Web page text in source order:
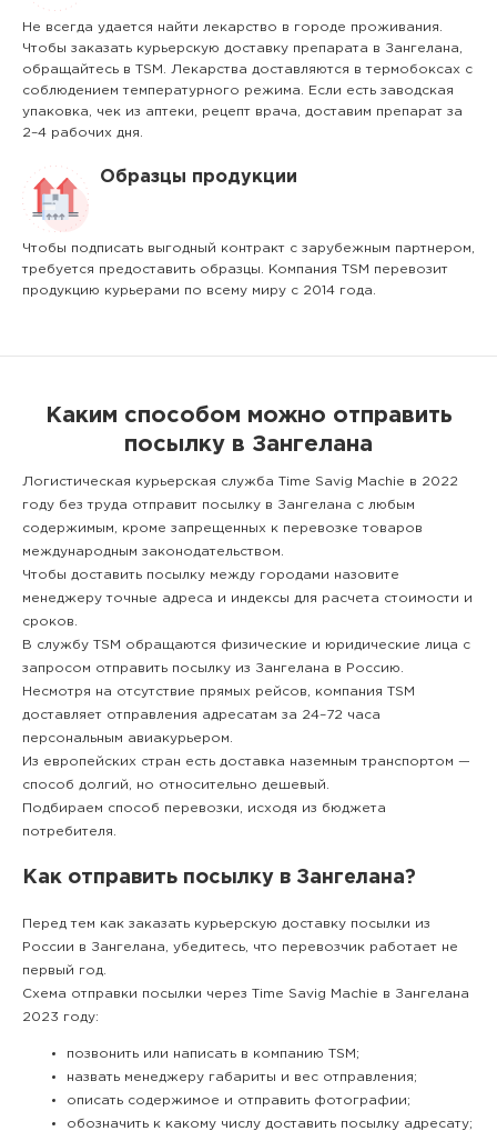
Не всегда удается найти лекарство в городе проживания.
Чтобы заказать курьерскую доставку препарата в Зангелана,
обращайтесь в TSM. Лекарства доставляются в термобоксах с
соблюдением температурного режима. Если есть заводская
упаковка, чек из аптеки, рецепт врача, доставим препарат за
2–4 рабочих дня.
Образцы продукции
Чтобы подписать выгодный контракт с зарубежным партнером,
требуется предоставить образцы. Компания TSM перевозит
продукцию курьерами по всему миру с 2014 года.
Каким способом можно отправить
посылку в Зангелана
Логистическая курьерская служба Time Savig Machie в 2022
году без труда отправит посылку в Зангелана с любым
содержимым, кроме запрещенных к перевозке товаров
международным законодательством.
Чтобы доставить посылку между городами назовите
менеджеру точные адреса и индексы для расчета стоимости и
сроков.
В службу TSM обращаются физические и юридические лица с
запросом отправить посылку из Зангелана в Россию.
Несмотря на отсутствие прямых рейсов, компания TSM
доставляет отправления адресатам за 24–72 часа
персональным авиакурьером.
Из европейских стран есть доставка наземным транспортом —
способ долгий, но относительно дешевый.
Подбираем способ перевозки, исходя из бюджета
потребителя.
Как отправить посылку в Зангелана?
Перед тем как заказать курьерскую доставку посылки из
России в Зангелана, убедитесь, что перевозчик работает не
первый год.
Схема отправки посылки через Time Savig Machie в Зангелана
2023 году:
позвонить или написать в компанию TSM;
назвать менеджеру габариты и вес отправления;
описать содержимое и отправить фотографии;
обозначить к какому числу доставить посылку адресату;